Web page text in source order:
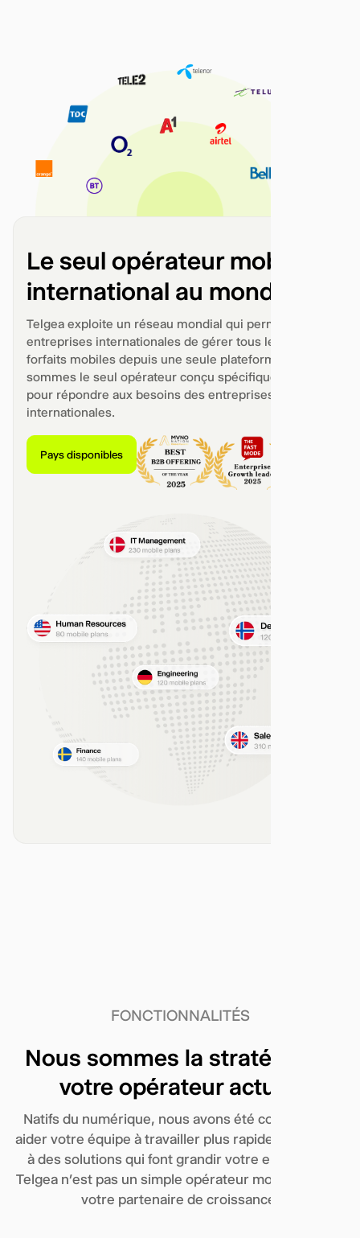
Le seul opérateur mobile
international au monde
Telgea exploite un réseau mondial qui permet aux
entreprises internationales de gérer tous leurs
forfaits mobiles depuis une seule plateforme.Nous
sommes le seul opérateur conçu spécifiquement
pour répondre aux besoins des entreprises
internationales.
Pays disponibles
FONCTIONNALITÉS
Nous sommes la stratégie de
votre opérateur actuel.
Natifs du numérique, nous avons été conçus pour
aider votre équipe à travailler plus rapidement grâce
à des solutions qui font grandir votre entreprise.
Telgea n’est pas un simple opérateur mobile — c’est
votre partenaire de croissance.